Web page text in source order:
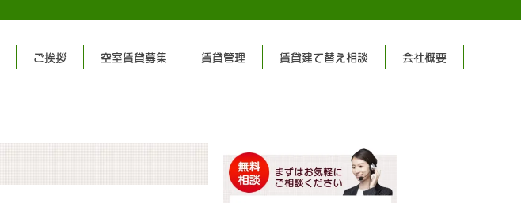
ご挨拶 空室賃貸募集 賃貸管理 賃貸建て替え相談 会社概要